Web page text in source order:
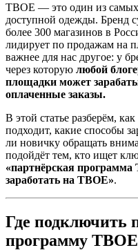
ТВОЕ — это один из самых
доступной одежды. Бренд
более 300 магазинов в
лидирует по продажам на
важнее для нас другое: у
через которую любой
площадки может
оплаченные заказы.
В этой статье разберём,
подходит, какие способы
ли новичку обращать
подойдёт тем, кто ищет
«партнёрская
заработать на ТВОЕ».
Где подключить
программу ТВОЕ